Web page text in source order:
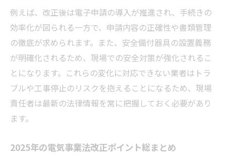
例えば、改正後は電子申請の導入が推進され、手続きの
効率化が図られる一方で、申請内容の正確性や書類管理
の徹底が求められます。また、安全備付器具の設置義務
が明確化されるため、現場での安全対策が強化されるこ
とになります。これらの変化に対応できない業者はトラ
ブルや工事停止のリスクを抱えることになるため、現場
責任者は最新の法律情報を常に把握しておく必要があり
ます。
2025年の電気事業法改正ポイント総まとめ